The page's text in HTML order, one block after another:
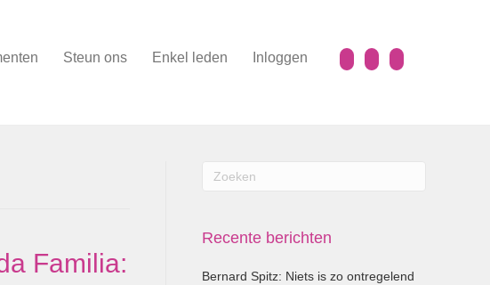
Steun ons Enkel leden Inloggen
Familia:
Recente berichten
Bernard Spitz: Niets is zo ontregelend